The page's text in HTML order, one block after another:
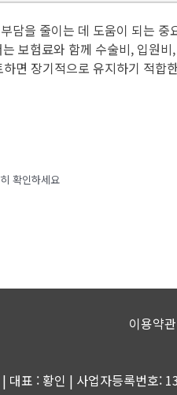
담을 줄이는 데 도움이 되는
보험료와 함께 수술비, 입원
면 장기적으로 유지하기 적
확인하세요
이용약
대표 : 황인 | 사업자등록번호: